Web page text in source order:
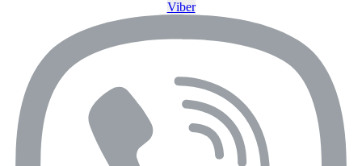
Viber